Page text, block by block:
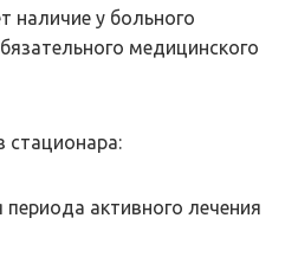
наличие у больного
медицинского
стационара:
активного лечения